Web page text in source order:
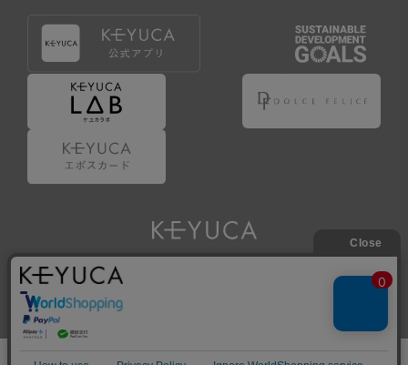
Copyright © KAWAJUN Co., Ltd. All Rights Reserved.